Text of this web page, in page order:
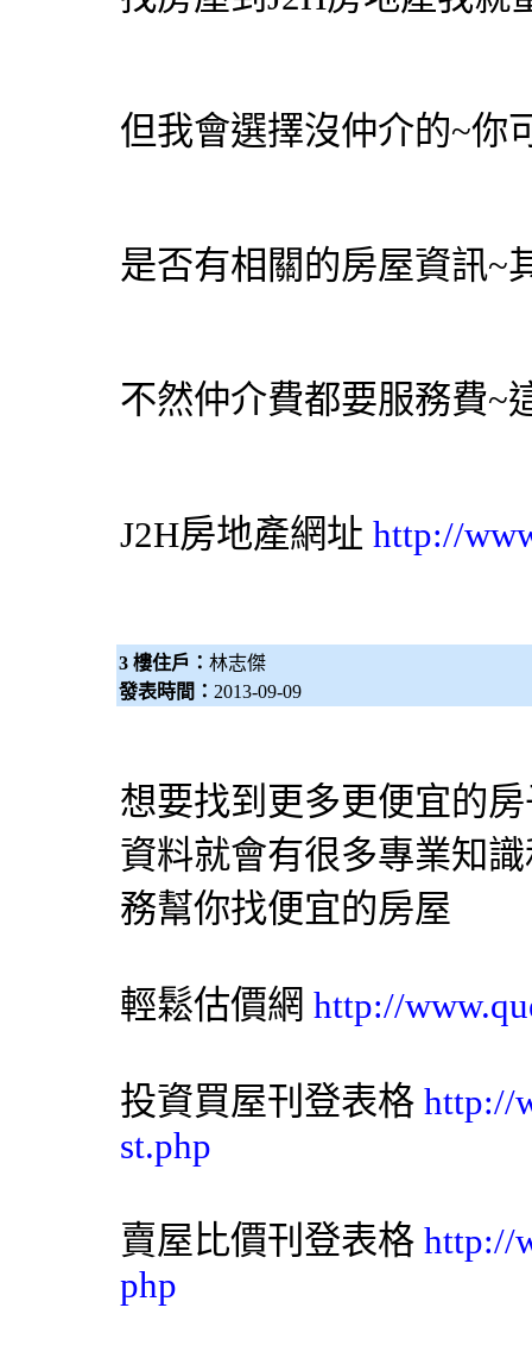
但我會選擇沒仲介的~你
是否有相關的房屋資訊~
不然仲介費都要服務費~
J2H房地產網址 http://
3 樓住戶： 林志傑
發表時間： 2013-09-09
想要找到更多更便宜的
資料就會有很多專業知
務幫你找便宜的房屋
輕鬆估價網 http://
投資買屋刊登表格 http://
st.php
賣屋比價刊登表格 http://
php